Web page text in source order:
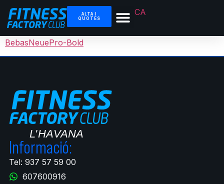
ALTA I
QUOTES
CA
BebasNeuePro-Bold
Informació:
Tel: 937 57 59 00
607600916